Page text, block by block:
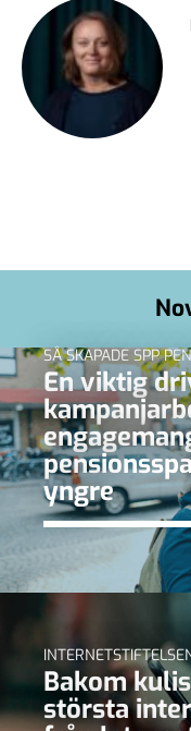
SÅ SKAPADE SPP
En viktig
yngre
Bakom
största